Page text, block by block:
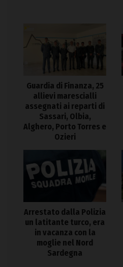
Guardia di Finanza, 25
allievi marescialli
assegnati ai reparti di
Sassari, Olbia,
Alghero, Porto Torres e
Ozieri
Arrestato dalla Polizia
un latitante turco, era
in vacanza con la
moglie nel Nord
Sardegna